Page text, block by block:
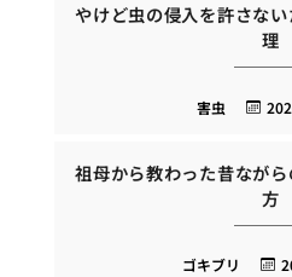
やけど虫の侵入を許さな
理
害虫
祖母から教わった昔なが
方
ゴキブリ